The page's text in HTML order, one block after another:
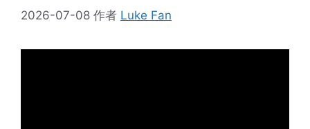
2026-07-08 作者 Luke Fan